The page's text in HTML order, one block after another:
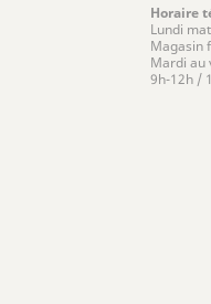
Horaire
Lundi
Magasin
Mardi au
9h-12h /